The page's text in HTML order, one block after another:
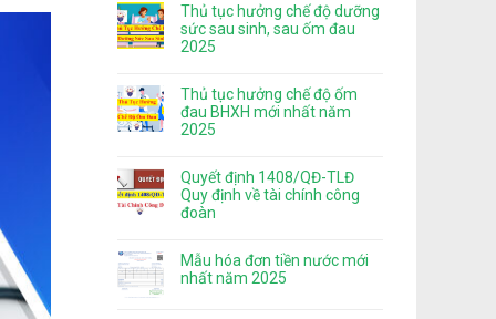
Thủ tục hưởng chế độ dưỡng
sức sau sinh, sau ốm đau
2025
Thủ tục hưởng chế độ ốm
đau BHXH mới nhất năm
2025
Quyết định 1408/QĐ-TLĐ
Quy định về tài chính công
đoàn
Mẫu hóa đơn tiền nước mới
nhất năm 2025